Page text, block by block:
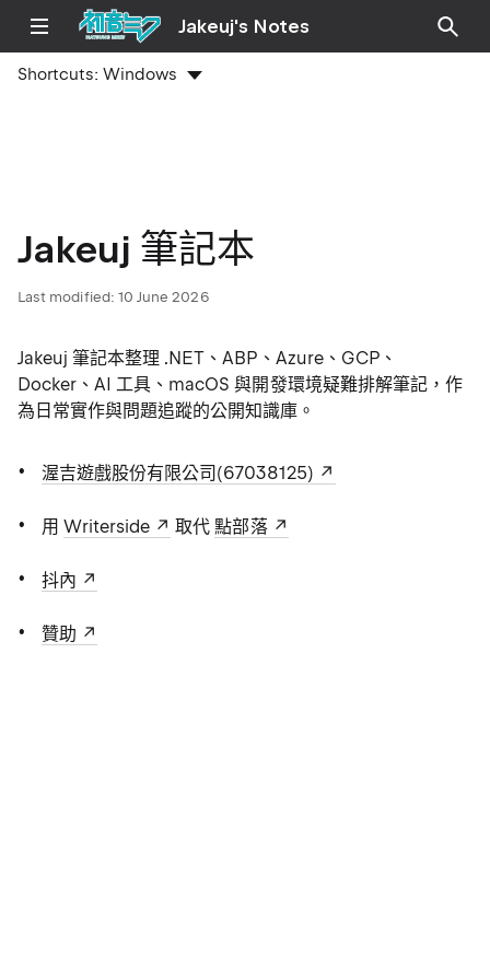
Jakeuj's Notes
Shortcuts:Windows
Jakeuj 筆記本
Last modified: 10 June 2026
Jakeuj 筆記本整理 .NET、ABP、Azure、GCP、
Docker、AI 工具、macOS 與開發環境疑難排解筆記，作
為日常實作與問題追蹤的公開知識庫。
渥吉遊戲股份有限公司(67038125)
用Writerside 取代點部落
抖內
贊助